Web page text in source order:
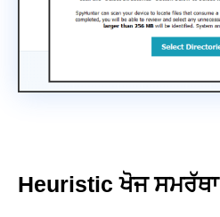
Heuristic ਖੋਜ ਸਮਰੱਥਾ